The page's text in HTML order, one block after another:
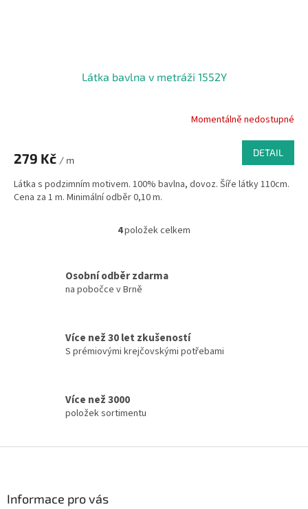
Látka bavlna v metráži 1552Y
Momentálně nedostupné
279 Kč / m
DETAIL
Látka s podzimním motivem. 100% bavlna, dovoz. Šíře látky 110cm.
Cena za 1 m. Minimální odběr 0,10 m.
O
á
p
r
i
4položek celkem
Osobní odběr zdarma
na pobočce v Brně
Více než 30 let zkušeností
S prémiovými krejčovskými potřebami
Více než 3000
položek sortimentu
Informace pro vás